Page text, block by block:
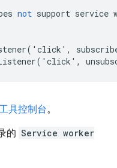
not support service
(' click ',
(' click ',
具控制台。
的 Service worker